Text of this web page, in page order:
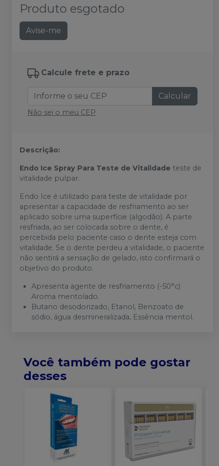
Produto esgotado
Avise-me
Calcule frete e prazo
Calcular
Não sei o meu CEP
Descrição:
Endo Ice Spray Para Teste de Vitalidade teste de
vitalidade pulpar.
Endo Ice é utilizado para teste de vitalidade por
apresentar a capacidade de resfriamento ao ser
aplicado sobre uma superfície (algodão). A parte
resfriada, ao ser colocada sobre o dente, é
percebida pelo paciente caso o dente esteja com
vitalidade. Se o dente perdeu a vitalidade, o paciente
não sentirá a sensação de gelado, isto confirmará o
objetivo do produto.
Apresenta agente de resfriamento (-50°c)
Aroma mentolado.
Butano desodorizado, Etanol, Benzoato de
sódio, água desmineralizada, Essência mentol.
Você também pode gostar
desses